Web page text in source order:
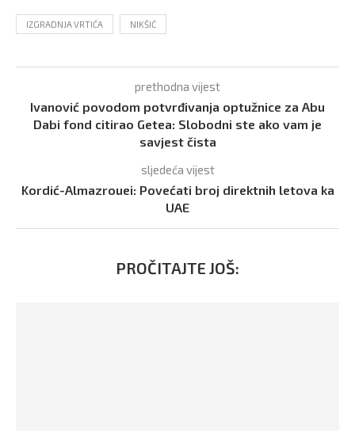
IZGRADNJA VRTIĆA NIKŠIĆ
prethodna vijest
Ivanović povodom potvrđivanja optužnice za Abu
Dabi fond citirao Getea: Slobodni ste ako vam je
savjest čista
sljedeća vijest
Kordić-Almazrouei: Povećati broj direktnih letova ka
UAE
PROČITAJTE JOŠ: